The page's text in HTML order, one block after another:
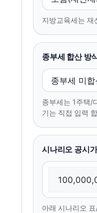
지방교육세는 재
종부세 합산 방
종부세는 1주택/
기는 직접 입력
시나리오 공시
아래 시나리오